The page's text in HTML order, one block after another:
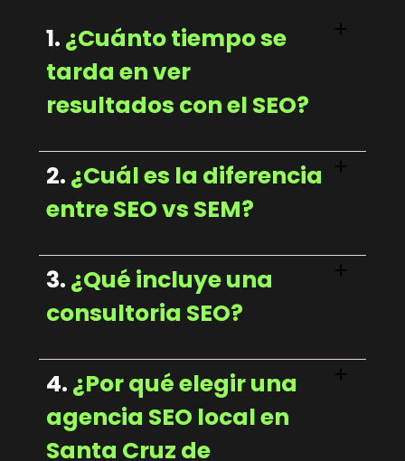
1. ¿Cuánto tiempo se
tarda en ver
resultados con el SEO?
2. ¿Cuál es la diferencia
entre SEO vs SEM?
3. ¿Qué incluye una
consultoria SEO?
4. ¿Por qué elegir una
agencia SEO local en
Santa Cruz de